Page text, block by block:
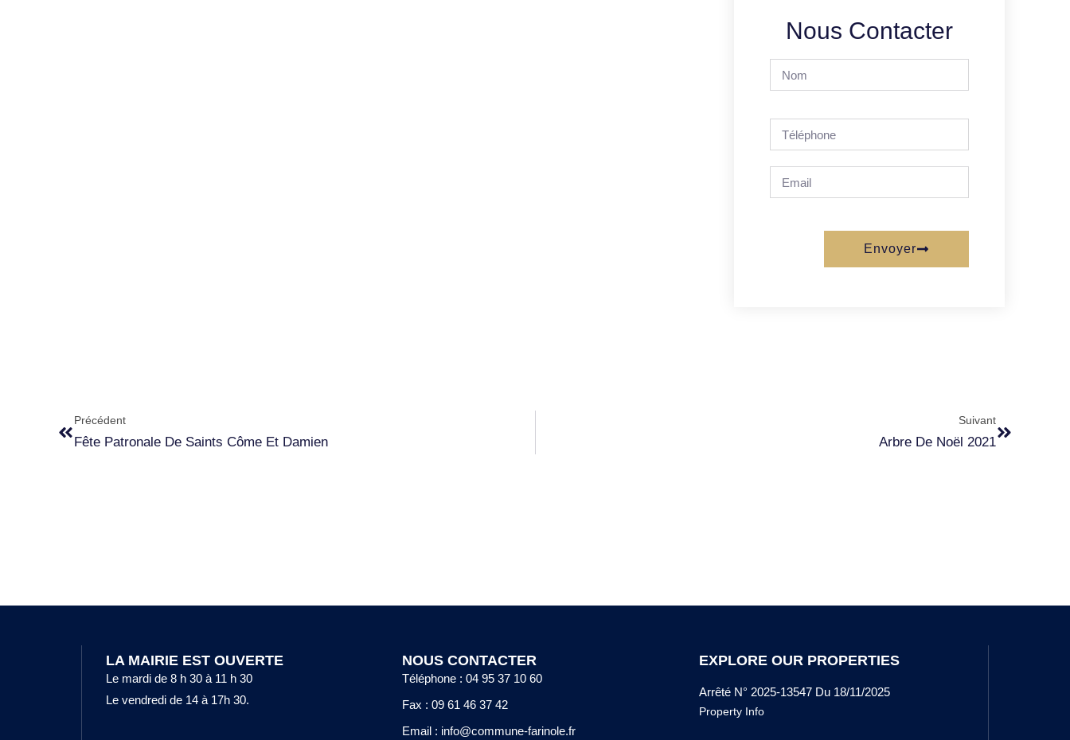
Nous Contacter
Envoyer
Précédent
Fête Patronale De Saints Côme Et Damien
Suivant
Arbre De Noël 2021
LA MAIRIE EST OUVERTE
Le mardi de 8 h 30 à 11 h 30
Le vendredi de 14 à 17h 30.
NOUS CONTACTER
Téléphone : 04 95 37 10 60
Fax : 09 61 46 37 42
Email : info@commune-farinole.fr
EXPLORE OUR PROPERTIES
Arrêté N° 2025-13547 Du 18/11/2025
Property Info